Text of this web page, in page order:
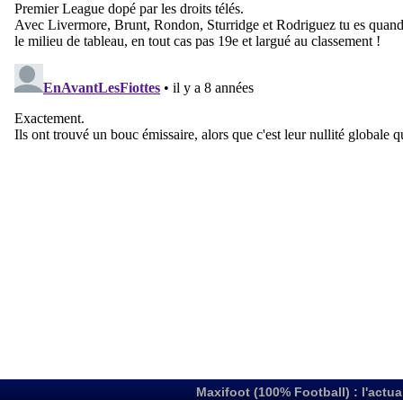
Maxifoot (100% Football) :